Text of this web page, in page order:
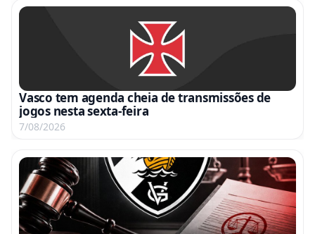
Vasco tem agenda cheia de transmissões de
jogos nesta sexta-feira
7/08/2026